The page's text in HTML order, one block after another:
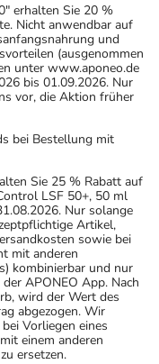
erhalten Sie 20 %
Nicht anwendbar auf
und
(ausgenommen
unter www.aponeo.de
bis 01.09.2026. Nur
vor, die Aktion früher
bei Bestellung mit
Sie 25 % Rabatt auf
LSF 50+, 50 ml
Nur solange
Artikel,
sowie bei
mit anderen
kombinierbar und nur
APONEO App. Nach
wird der Wert des
abgezogen. Wir
Vorliegen eines
einem anderen
ersetzen.